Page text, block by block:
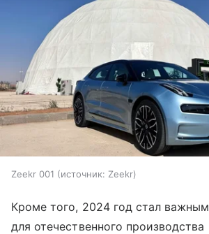
Zeekr 001 источник: Zeekr
Кроме того, 2024 год стал важным
для отечественного производства